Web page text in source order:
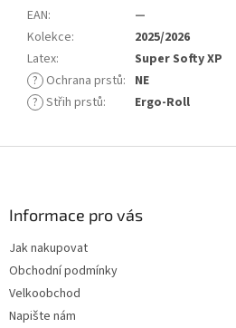
EAN:
—
Kolekce:
2025/2026
Latex:
Super Softy XP
? Ochrana prstů: NE
? Střih prstů: Ergo-Roll
Informace pro vás
Jak nakupovat
Obchodní podmínky
Velkoobchod
Napište nám